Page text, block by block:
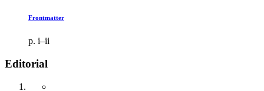
Frontmatter
p. i–ii
Editorial